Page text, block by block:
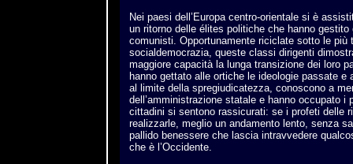
Nei paesi dell’Europa centro-orientale si è
un ritorno delle élites politiche che hanno
comunisti. Opportunamente riciclate sotto le più
socialdemocrazia, queste classi dirigenti
maggiore capacità la lunga transizione dei loro
hanno gettato alle ortiche le ideologie passate e
al limite della spregiudicatezza, conoscono a
dell’amministrazione statale e hanno occupato i
cittadini si sentono rassicurati: se i profeti delle
realizzarle, meglio un andamento lento, senza
pallido benessere che lascia intravvedere
che è l’Occidente.